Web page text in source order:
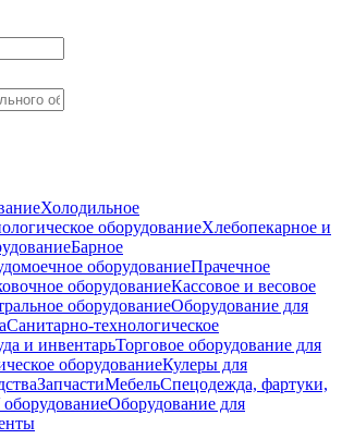
Холодильное
оборудованиеХлебопекарное и
Барное
оборудованиеПрачечное
оборудованиеКассовое и весовое
оборудованиеОборудование для
Санитарно-технологическое
и инвентарьТорговое оборудование для
оборудованиеКулеры для
ЗапчастиМебельСпецодежда, фартуки,
Оборудование для